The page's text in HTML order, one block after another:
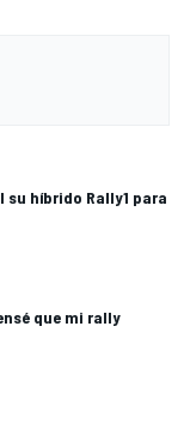
híbrido Rally1 para
que mi rally